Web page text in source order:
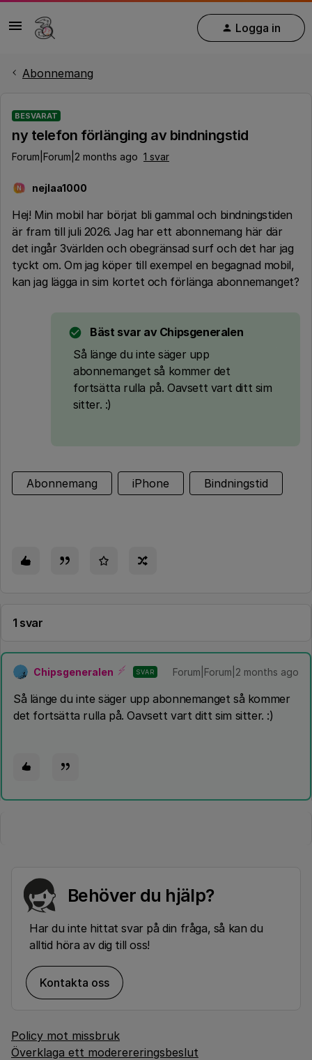
Logga in
Abonnemang
BESVARAT
ny telefon förlänging av bindningstid
Forum|Forum|2 months ago 1 svar
N nejlaa1000
Hej! Min mobil har börjat bli gammal och bindningstiden
är fram till juli 2026. Jag har ett abonnemang här där
det ingår 3världen och obegränsad surf och det har jag
tyckt om. Om jag köper till exempel en begagnad mobil,
kan jag lägga in sim kortet och förlänga abonnemanget?
Bäst svar av Chipsgeneralen
Så länge du inte säger upp
abonnemanget så kommer det
fortsätta rulla på. Oavsett vart ditt sim
sitter. :)
Abonnemang iPhone Bindningstid
1 svar
Chipsgeneralen SVAR Forum|Forum|2 months ago
Så länge du inte säger upp abonnemanget så kommer
det fortsätta rulla på. Oavsett vart ditt sim sitter. :)
Behöver du hjälp?
Har du inte hittat svar på din fråga, så kan du
alltid höra av dig till oss!
Kontakta oss
Policy mot missbruk
Överklaga ett moderereringsbeslut